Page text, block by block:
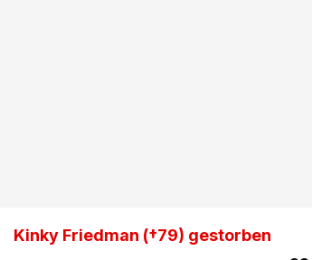
Kinky Friedman (†79) gestorben